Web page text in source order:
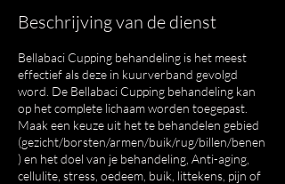
Beschrijving van de dienst
Bellabaci Cupping behandeling is het meest
effectief als deze in kuurverband gevolgd
word. De Bellabaci Cupping behandeling kan
op het complete lichaam worden toegepast.
Maak een keuze uit het te behandelen gebied
(gezicht/borsten/armen/buik/rug/billen/benen
) en het doel van je behandeling, Anti-aging,
cellulite, stress, oedeem, buik, littekens, pijn of